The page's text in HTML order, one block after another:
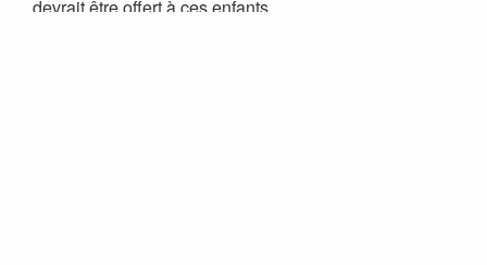
devrait être offert à ces enfants.